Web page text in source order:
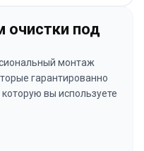
очистки под
монтаж
гарантированно
вы используете